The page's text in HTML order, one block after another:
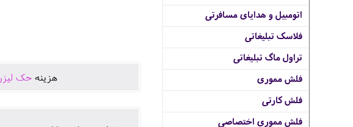
اتومبیل و هدایای مسافرتی
فلاسک تبلیغاتی
تراول ماگ تبلیغاتی
فلش مموری
فلش کارتی
فلش مموری اختصاصی
هزينه حک لیزر